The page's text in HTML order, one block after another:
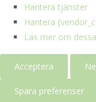
Hantera tjänster
Hantera
Läs mer om
Acceptera
Spara preferenser